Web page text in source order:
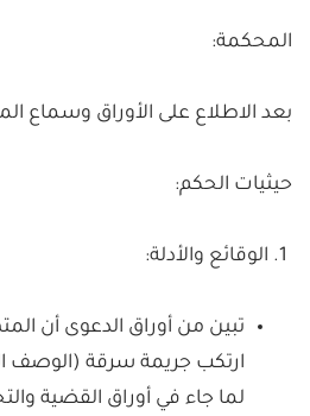
المحكمة:
بعد الاطلاع على الأوراق وسماع
حيثيات الحكم:
الوقائع والأدلة:
تبين من أوراق الدعوى أن
ارتكب جريمة سرقة (الوصف
لما جاء في أوراق القضية